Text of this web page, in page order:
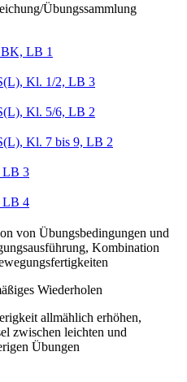
Übungssammlung
LB 1
Kl. 1/2, LB 3
Kl. 5/6, LB 2
Kl. 7 bis 9, LB 2
LB 3
LB 4
von Übungsbedingungen und
Kombination
Wiederholen
allmählich erhöhen,
zwischen leichten und
Übungen